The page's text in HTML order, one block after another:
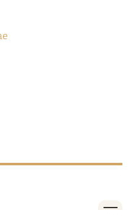
ISLAND ABU DHABI:
ULTIMA GSTAAD